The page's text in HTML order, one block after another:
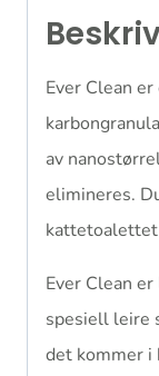
Ever Clean
av
elimineres.
Ever Clean
spesiell leire
det kommer